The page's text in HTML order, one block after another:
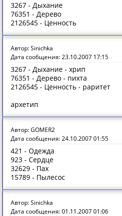
3267 - Дыхание
76351 - Дерево
2126545 - Ценность
Автор: Sinichka
Дата сообщения: 23.10.2007 17:15
3267 - Дыхание - хрип
76351 - Дерево - пихта
2126545 - Ценность - раритет
архетип
Автор: GOMER2
Дата сообщения: 24.10.2007 01:55
421 - Одежда
923 - Сердце
32629 - Пах
15789 - Пылесос
Автор: Sinichka
Дата сообщения: 01.11.2007 01:06